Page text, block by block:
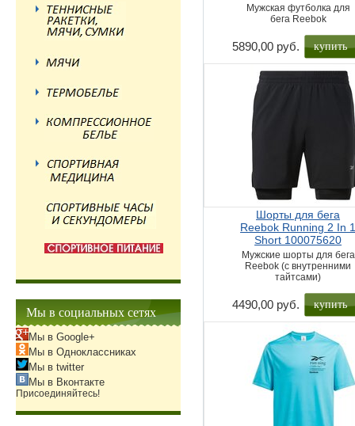
Мужская футболка для
бега Reebok
5890,00 руб. купить
Шорты для бега
Reebok Running 2 In
Short 100075620
Мужские шорты для бега
Reebok (с внутренними
тайтсами)
4490,00 руб. купить
Мы в социальных сетях
Мы в Google+
Мы в Одноклассниках
Мы в twitter
Мы в Вконтакте
Присоединяйтесь!